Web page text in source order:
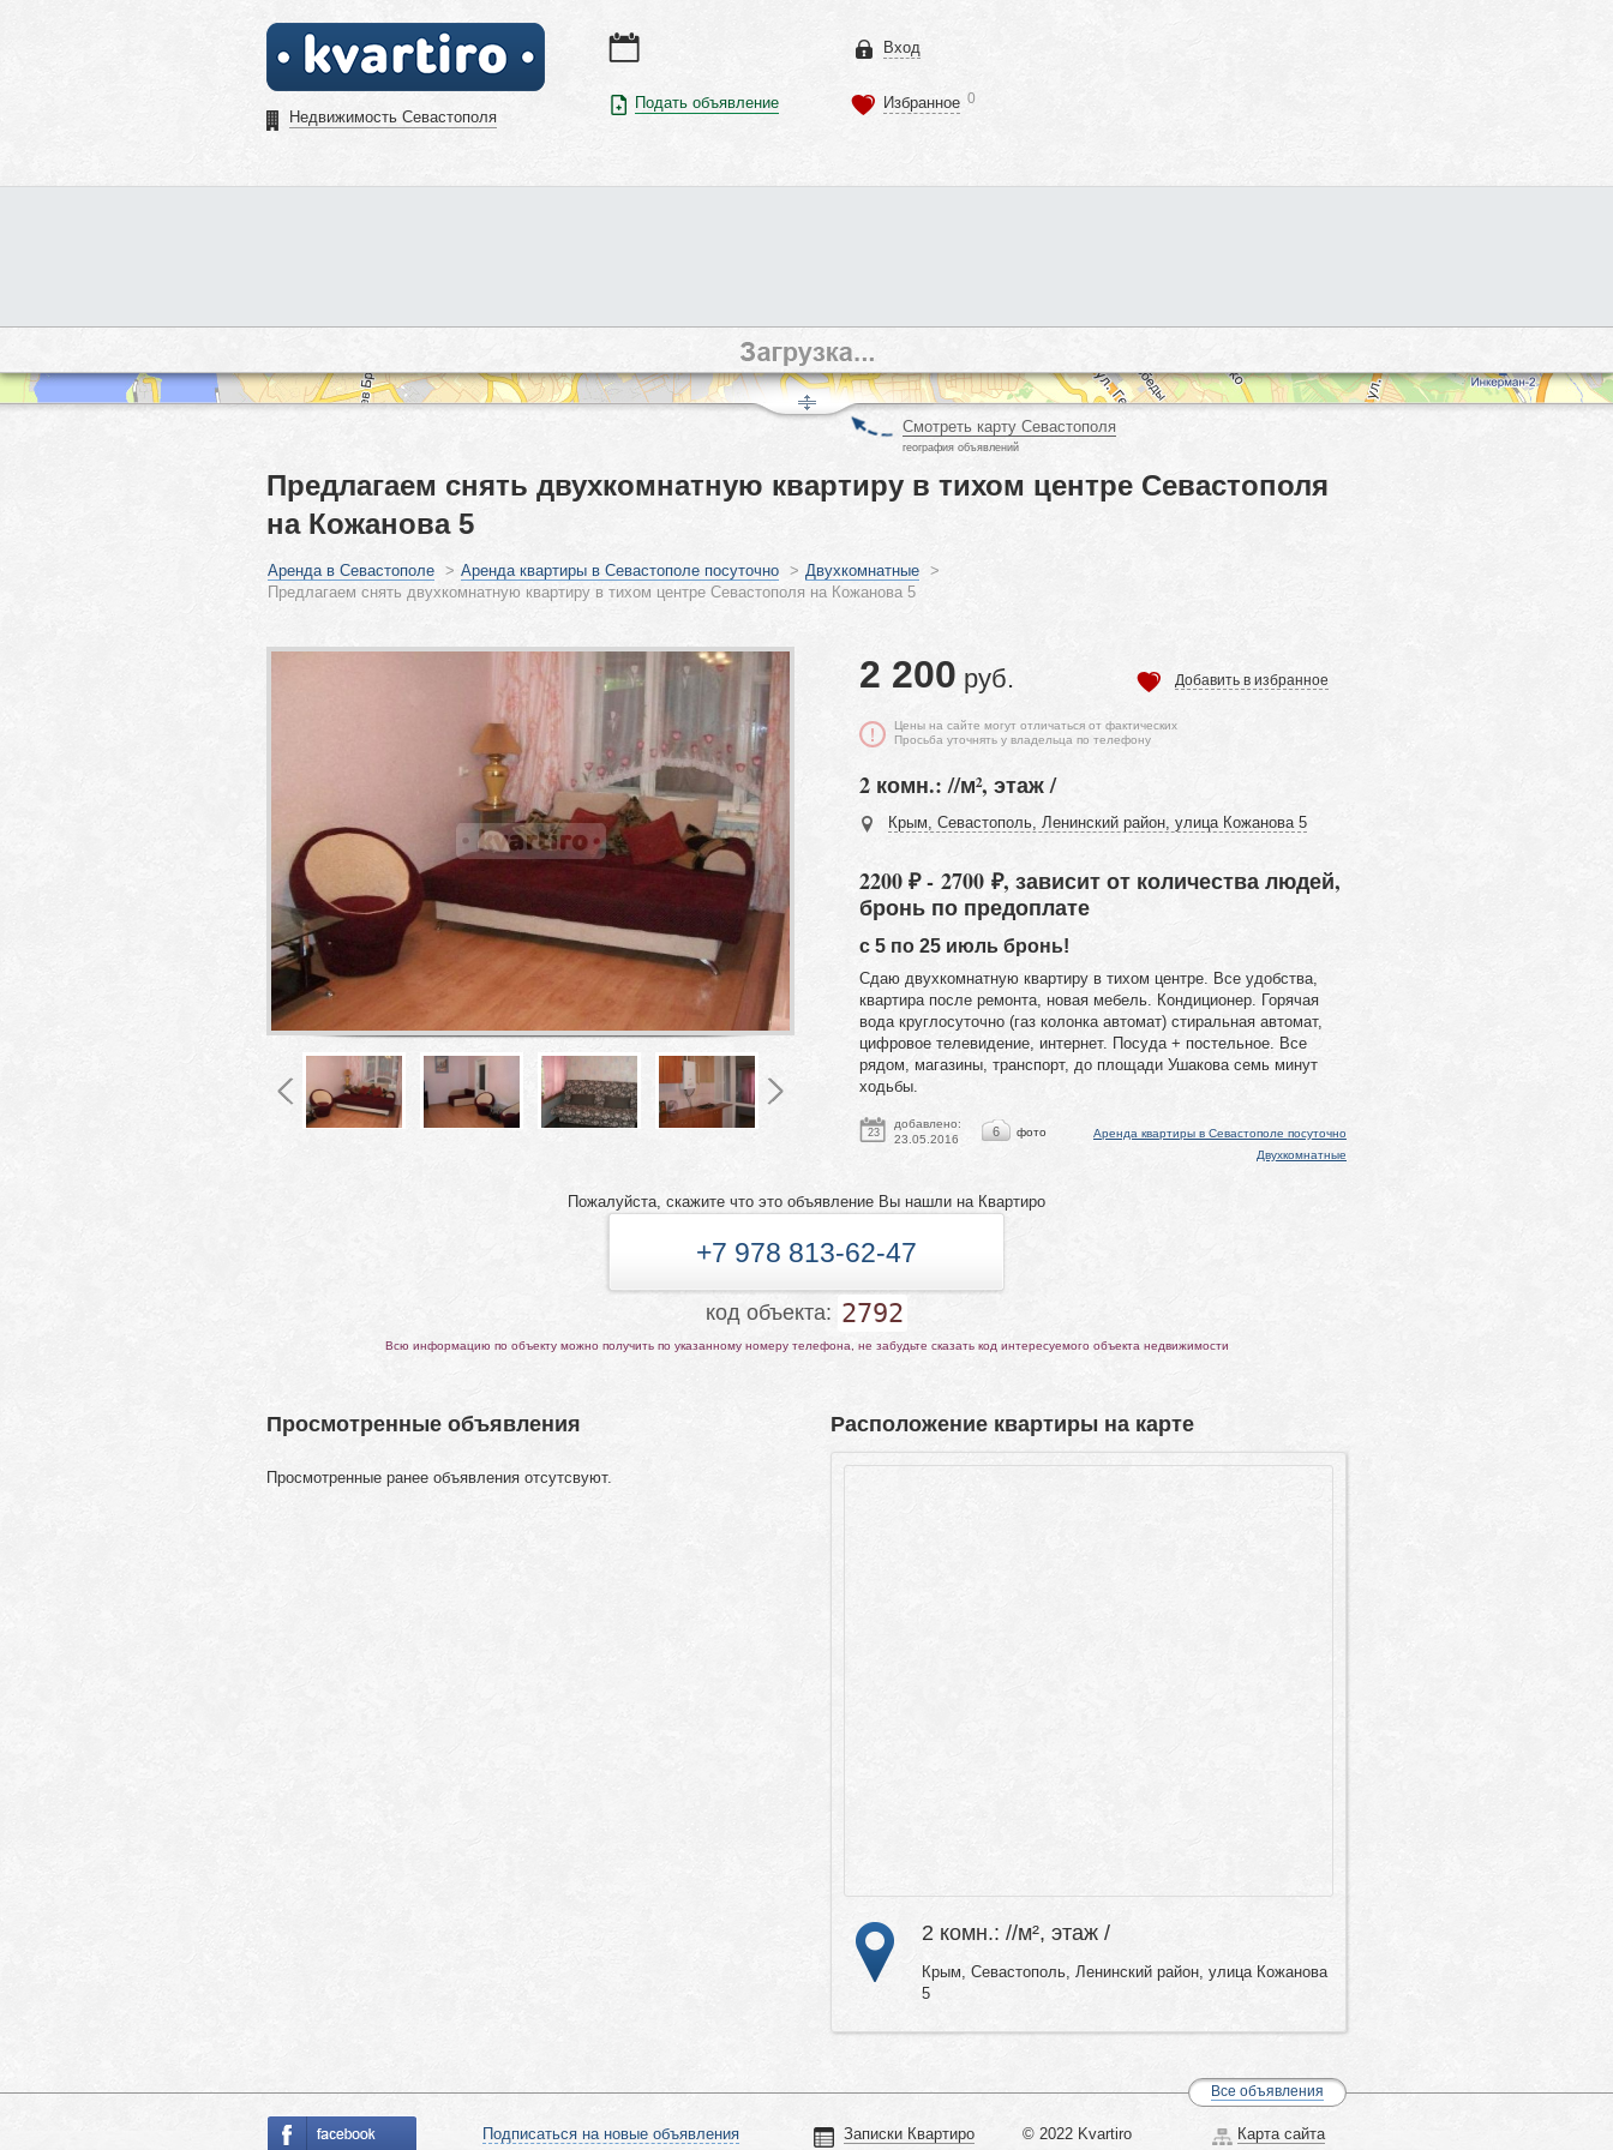
Недвижимость Севастополя
Подать объявление
Вход
Избранное 0
Смотреть карту Севастополя
география объявлений
Предлагаем снять двухкомнатную квартиру в тихом центре Севастополя
на Кожанова 5
Аренда в Севастополе > Аренда квартиры в Севастополе посуточно > Двухкомнатные >
Предлагаем снять двухкомнатную квартиру в тихом центре Севастополя на Кожанова 5
2 200 руб. Добавить в избранное
Цены на сайте могут отличаться от фактических
Просьба уточнять у владельца по телефону
2 комн.: //м², этаж /
Крым, Севастополь, Ленинский район, улица Кожанова 5
2200 ₽ - 2700 ₽, зависит от количества людей,
бронь по предоплате
с 5 по 25 июль бронь!
Сдаю двухкомнатную квартиру в тихом центре. Все удобства,
квартира после ремонта, новая мебель. Кондиционер. Горячая
вода круглосуточно (газ колонка автомат) стиральная автомат,
цифровое телевидение, интернет. Посуда + постельное. Все
рядом, магазины, транспорт, до площади Ушакова семь минут
ходьбы.
23
добавлено:
23.05.2016
6 фото
Аренда квартиры в Севастополе посуточно
Двухкомнатные
Пожалуйста, скажите что это объявление Вы нашли на Квартиро
+7 978 813-62-47
код объекта: 2792
Всю информацию по объекту можно получить по указанному номеру телефона, не забудьте сказать код интересуемого объекта недвижимости
Расположение квартиры на карте
2 комн.: //м², этаж /
Крым, Севастополь, Ленинский район, улица Кожанова
5
Просмотренные объявления
Просмотренные ранее объявления отсутсвуют.
Все объявления
Подписаться на новые объявления Записки Квартиро © 2022 Kvartiro Карта сайта